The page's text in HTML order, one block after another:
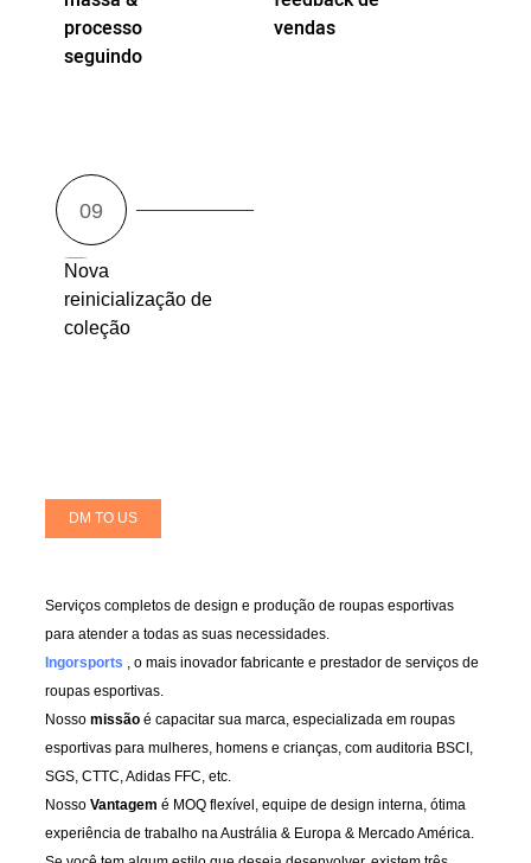
processo
seguindo
vendas
Nova
reinicialização de
coleção
DM TO US
Serviços completos de design e produção de roupas esportivas
para atender a todas as suas necessidades.
Ingorsports
, o mais inovador fabricante e prestador de serviços de
roupas esportivas.
Nossomissãoé capacitar sua marca, especializada em roupas
esportivas para mulheres, homens e crianças, com auditoria BSCI,
SGS, CTTC, Adidas FFC, etc.
NossoVantagemé MOQ flexível, equipe de design interna, ótima
experiência de trabalho na Austrália & Europa & Mercado América.